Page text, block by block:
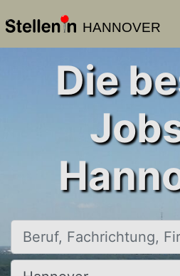
HANNOVER
Die
Beruf, Fachrichtung, Firma
Ort, Stadt